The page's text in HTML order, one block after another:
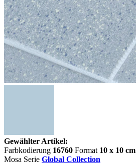
Gewählter Artikel:
Farbkodierung 16760 Format 10 x 10 cm
Mosa Serie Global Collection